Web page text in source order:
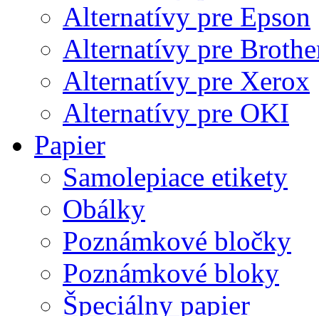
Alternatívy pre Epson
Alternatívy pre
Alternatívy pre Xerox
Alternatívy pre OKI
Papier
Samolepiace etikety
Obálky
Poznámkové bločky
Poznámkové bloky
Špeciálny papier